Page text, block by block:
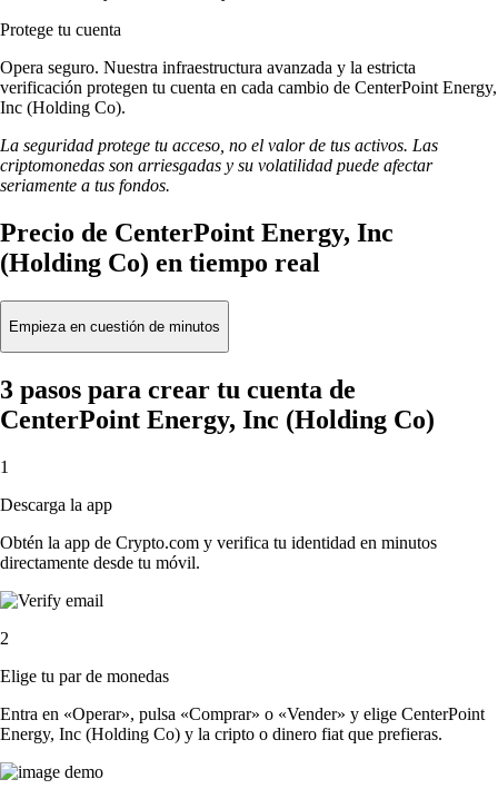
Protege tu cuenta
Opera seguro. Nuestra infraestructura avanzada y la estricta
verificación protegen tu cuenta en cada cambio de CenterPoint Energy,
Inc (Holding Co).
La seguridad protege tu acceso, no el valor de tus activos. Las
criptomonedas son arriesgadas y su volatilidad puede afectar
seriamente a tus fondos.
Precio de CenterPoint Energy, Inc
(Holding Co) en tiempo real
Empieza en cuestión de minutos
3 pasos para crear tu cuenta de
CenterPoint Energy, Inc (Holding Co)
1
Descarga la app
Obtén la app de Crypto.com y verifica tu identidad en minutos
directamente desde tu móvil.
2
Elige tu par de monedas
Entra en «Operar», pulsa «Comprar» o «Vender» y elige CenterPoint
Energy, Inc (Holding Co) y la cripto o dinero fiat que prefieras.